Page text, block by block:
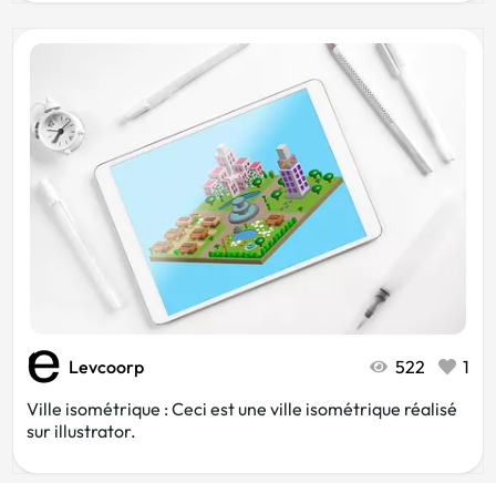
Levcoorp 522
1
Ville isométrique : Ceci est une ville isométrique réalisé
sur illustrator.